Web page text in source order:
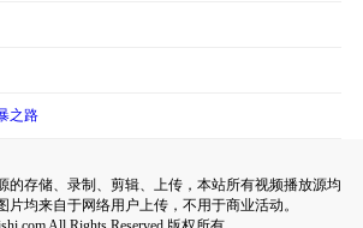
之路
的存储、录制、剪辑、上传，本站所有视频播放源均
片均来自于网络用户上传，不用于商业活动。